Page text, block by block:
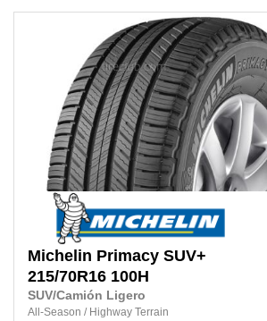
Michelin Primacy SUV+
215/70R16 100H
SUV/Camión Ligero
All-Season / Highway Terrain